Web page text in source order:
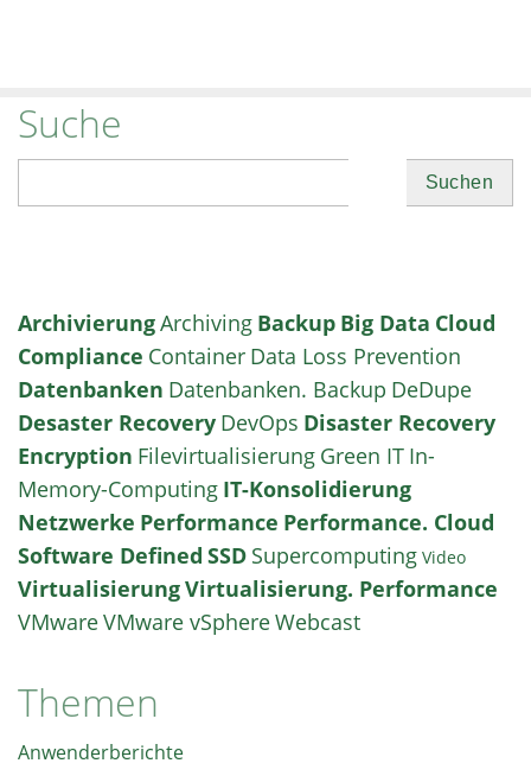
Suche
ArchivierungArchiving Backup Big Data Cloud
Compliance Container Data Loss Prevention
Datenbanken Datenbanken. Backup DeDupe
Desaster Recovery DevOps Disaster Recovery
Encryption Filevirtualisierung Green IT In-
Memory-Computing IT-Konsolidierung
Netzwerke Performance Performance. Cloud
Software Defined SSD Supercomputing Video
VirtualisierungVirtualisierung. Performance
VMwareVMware vSphereWebcast
Themen
Anwenderberichte